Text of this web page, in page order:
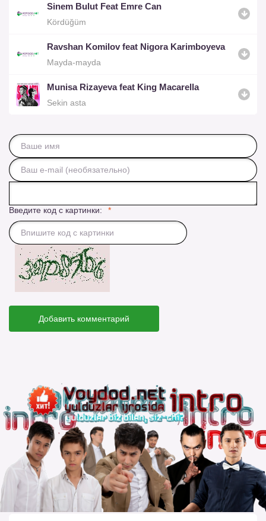
Sinem Bulut Feat Emre Can
Kördüğüm
Ravshan Komilov feat Nigora Karimboyeva
Mayda-mayda
Munisa Rizayeva feat King Macarella
Sekin asta
Введите код с картинки:
Добавить комментарий